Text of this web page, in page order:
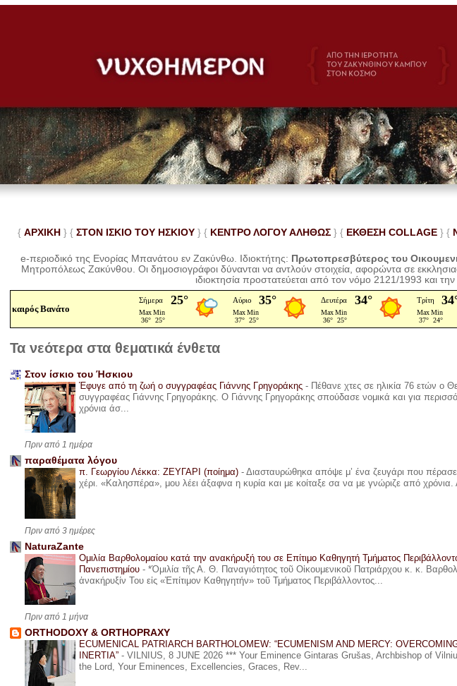
{ ΑΡΧΙΚΗ } { ΣΤΟΝ ΙΣΚΙΟ ΤΟΥ ΗΣΚΙΟΥ } { ΚΕΝΤΡΟ ΛΟΓΟΥ ΑΛΗΘΩΣ } { ΕΚΘΕΣΗ COLLAGE }{
e-περιοδικό της Ενορίας Μπανάτου εν Ζακύνθω. Ιδιοκτήτης: Πρωτοπρεσβύτερος του
Μητροπόλεως Ζακύνθου.Οι δημοσιογράφοι δύνανται να αντλούν στοιχεία, αφορώντα σε
ιδιοκτησία προστατεύεται από τον νόμο 2121/1993 και
καιρός Βανάτο
Τα νεότερα στα θεματικά ένθετα
Στον ίσκιο του Ήσκιου
Έφυγε από τη ζωή ο συγγραφέας Γιάννης Γρηγοράκης - Πέθανε χτες σε ηλικία 76 ετών ο
συγγραφέας Γιάννης Γρηγοράκης. Ο Γιάννης Γρηγοράκης σπούδασε νομικά και για
χρόνια άσ...
Πριν από 1 ημέρα
παραθέματα λόγου
π. Γεωργίου Λέκκα: ΖΕΥΓΑΡΙ (ποίημα) - Διασταυρώθηκα απόψε μ’ ένα ζευγάρι που πέρασε
χέρι. «Καλησπέρα», μου λέει άξαφνα η κυρία και με κοίταξε σα να με γνώριζε από
Πριν από 3 ημέρες
NaturaZante
Ομιλία Βαρθολομαίου κατά την ανακήρυξή του σε Επίτιμο Καθηγητή Τμήματος
Πανεπιστημίου - *Ὁμιλία τῆς Α. Θ. Παναγιότητος τοῦ Οἰκουμενικοῦ Πατριάρχου κ. κ.
ἀνακήρυξίν Του εἰς «Ἐπίτιμον Καθηγητήν» τοῦ Τμήματος Περιβάλλοντος...
Πριν από 1 μήνα
ORTHODOXY & ORTHOPRAXY
ECUMENICAL PATRIARCH BARTHOLOMEW: “ECUMENISM AND MERCY:
INERTIA” - VILNIUS, 8 JUNE 2026 *** Your Eminence Gintaras Grušas, Archbishop of
the Lord, Your Eminences, Excellencies, Graces, Rev...